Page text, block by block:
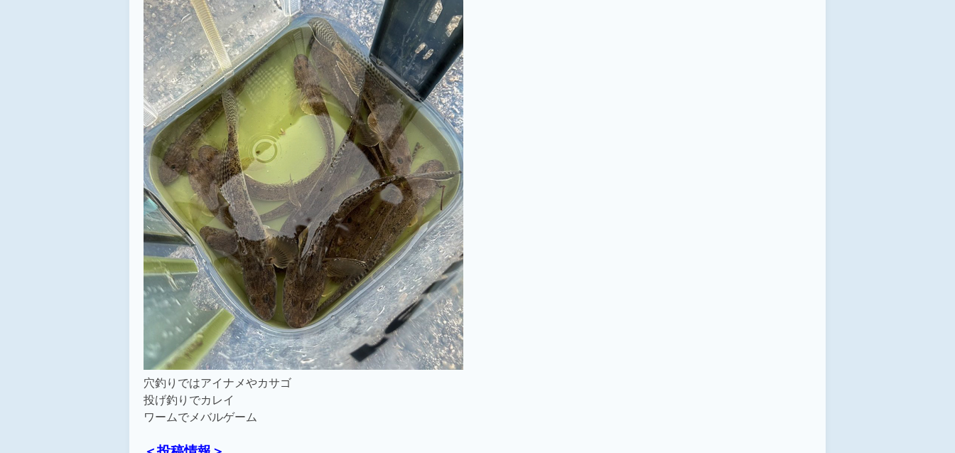
穴釣りではアイナメやカサゴ
投げ釣りでカレイ
ワームでメバルゲーム